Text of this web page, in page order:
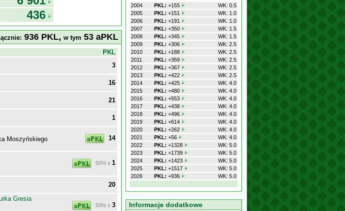
436
936 PKL, w tym 53 aPKL
PKL
3
16
21
1
Moszyńskiego
14
50% x 1
20
Gresia
50% x 3
2004 PKL: +155
WK: 0.5
2005
PKL: +151
WK: 1.0
2006
PKL: +191
WK: 1.0
2007
PKL: +350
WK: 1.5
2008
PKL: +345
WK: 1.5
2009
PKL: +306
WK: 2.5
2010
PKL: +188
WK: 2.5
2011
PKL: +359
WK: 2.5
2012
PKL: +367
WK: 2.5
2013
PKL: +422
WK: 2.5
2014
PKL: +425
WK: 4.0
2015
PKL: +480
WK: 4.0
2016
PKL: +553
WK: 4.0
2017
PKL: +438
WK: 4.0
2018
PKL: +496
WK: 4.0
2019
PKL: +614
WK: 4.0
2020
PKL: +262
WK: 4.0
2021
PKL: +56
WK: 4.0
2022
PKL: +1328
WK: 5.0
2023
PKL: +1739
WK: 5.0
2024
PKL: +1423
WK: 5.0
2025
PKL: +1517
WK: 5.0
2026
PKL: +936 WK: 5.0
Informacje dodatkowe